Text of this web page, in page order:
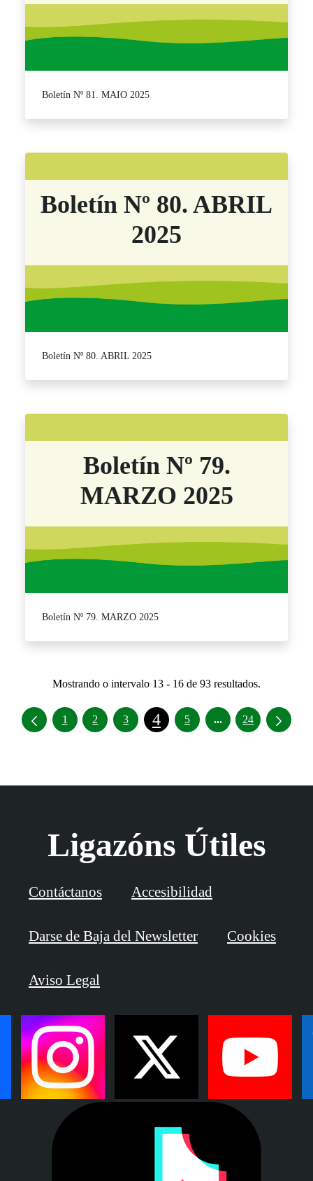
Boletín Nº 81. MAIO 2025
Boletín Nº 80. ABRIL
2025
Boletín Nº 80. ABRIL 2025
Boletín Nº 79.
MARZO 2025
Boletín Nº 79. MARZO 2025
Mostrando o intervalo 13 - 16 de 93 resultados.
1 2 3 4 5 ...Intermediate
24
Ligazóns Útiles
Contáctanos Accesibilidad
Darse de Baja del Newsletter Cookies
Aviso Legal